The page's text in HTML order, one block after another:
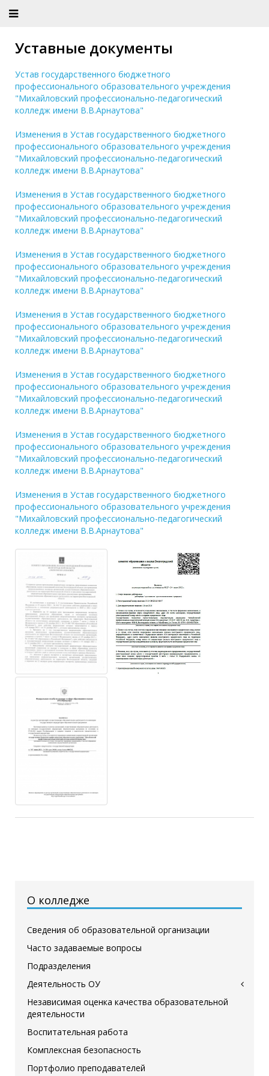
Уставные документы
Устав государственного бюджетного
профессионального образовательного учреждения
"Михайловский профессионально-педагогический
колледж имени В.В.Арнаутова"
Изменения в Устав государственного бюджетного
профессионального образовательного учреждения
"Михайловский профессионально-педагогический
колледж имени В.В.Арнаутова"
Изменения в Устав государственного бюджетного
профессионального образовательного учреждения
"Михайловский профессионально-педагогический
колледж имени В.В.Арнаутова"
Изменения в Устав государственного бюджетного
профессионального образовательного учреждения
"Михайловский профессионально-педагогический
колледж имени В.В.Арнаутова"
Изменения в Устав государственного бюджетного
профессионального образовательного учреждения
"Михайловский профессионально-педагогический
колледж имени В.В.Арнаутова"
Изменения в Устав государственного бюджетного
профессионального образовательного учреждения
"Михайловский профессионально-педагогический
колледж имени В.В.Арнаутова"
Изменения в Устав государственного бюджетного
профессионального образовательного учреждения
"Михайловский профессионально-педагогический
колледж имени В.В.Арнаутова"
Изменения в Устав государственного бюджетного
профессионального образовательного учреждения
"Михайловский профессионально-педагогический
колледж имени В.В.Арнаутова"
О колледже
Сведения об образовательной организации
Часто задаваемые вопросы
Подразделения
Деятельность ОУ
Независимая оценка качества образовательной
деятельности
Воспитательная работа
Комплексная безопасность
Портфолио преподавателей